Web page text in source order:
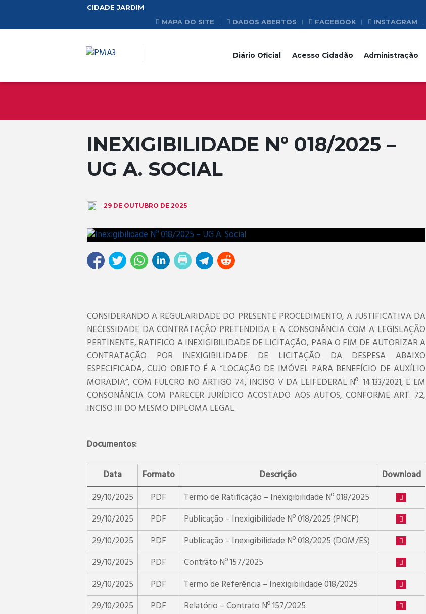
CIDADE JARDIM
MAPA DO SITE
DADOS ABERTOS FACEBOOK INSTAGRAM
Diário Oficial Acesso Cidadão Administração
INEXIGIBILIDADE Nº 018/2025 –
UG A. SOCIAL
29 DE OUTUBRO DE 2025
CONSIDERANDO A REGULARIDADE DO PRESENTE PROCEDIMENTO, A JUSTIFICATIVA DA
NECESSIDADE DA CONTRATAÇÃO PRETENDIDA E A CONSONÂNCIA COM A LEGISLAÇÃO
PERTINENTE, RATIFICO A INEXIGIBILIDADE DE LICITAÇÃO, PARA O FIM DE AUTORIZAR A
CONTRATAÇÃO POR INEXIGIBILIDADE DE LICITAÇÃO DA DESPESA ABAIXO
ESPECIFICADA, CUJO OBJETO É A “LOCAÇÃO DE IMÓVEL PARA BENEFÍCIO DE AUXÍLIO
MORADIA”, COM FULCRO NO ARTIGO 74, INCISO V DA LEIFEDERAL Nº. 14.133/2021, E EM
CONSONÂNCIA COM PARECER JURÍDICO ACOSTADO AOS AUTOS, CONFORME ART. 72,
INCISO III DO MESMO DIPLOMA LEGAL.
Documentos:
Data Formato Descrição
Download
29/10/2025
PDF
Termo de Ratificação – Inexigibilidade Nº 018/2025
29/10/2025
PDF
Publicação – Inexigibilidade Nº 018/2025 (PNCP)
29/10/2025
PDF
Publicação – Inexigibilidade Nº 018/2025 (DOM/ES)
29/10/2025
PDF
Contrato Nº 157/2025
29/10/2025
PDF
Termo de Referência – Inexigibilidade 018/2025
29/10/2025
PDF Relatório – Contrato Nº 157/2025